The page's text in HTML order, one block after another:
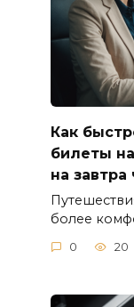
Как
билеты
на
более
0 20